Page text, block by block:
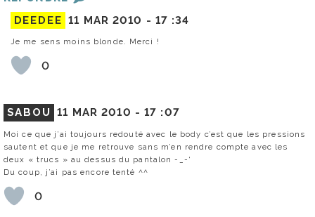
DEEDEE 11 MAR 2010 - 17 :34
Je me sens moins blonde. Merci !
0
SABOU 11 MAR 2010 -17 :07
Moi ce que j’ai toujours redouté avec le body c’est que les pressions
sautent et que je me retrouve sans m’en rendre compte avec les
deux « trucs » au dessus du pantalon -_-‘
Du coup, j’ai pas encore tenté ^^
0